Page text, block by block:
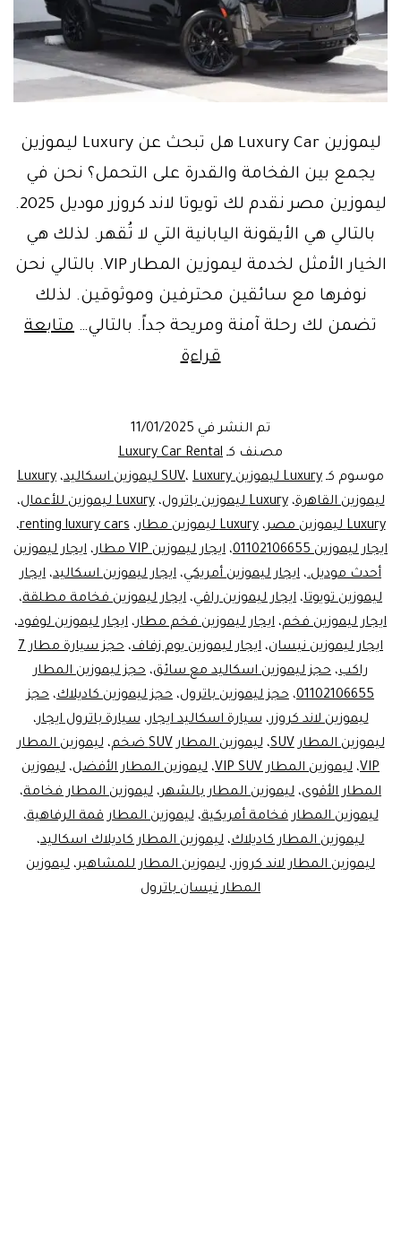
ليموزين Luxury Car هل تبحث عن Luxury ليموزين
يجمع بين الفخامة والقدرة على التحمل؟ نحن في
ليموزين مصر نقدم لك تويوتا لاند كروزر موديل 2025.
بالتالي هي الأيقونة اليابانية التي لا تُقهر. لذلك هي
الخيار الأمثل لخدمة ليموزين المطار VIP. بالتالي نحن
نوفرها مع سائقين محترفين وموثوقين. لذلك
تضمن لك رحلة آمنة ومريحة جداً. بالتالي… متابعة
قراءة
ليموزين
في
مطار
القاهرة:
تجربة
حجز
السيارات
الفاخرة
مع
ليموزين
مصر
تم النشر في 11/01/2025
مصنف كـ Luxury Car Rental
موسوم كـ Luxury ليموزين SUV ، Luxury ليموزين اسكاليد ، Luxury
ليموزين القاهرة،Luxury ليموزين باترول ،Luxury ليموزين للأعمال
،
Luxury ليموزين مصر
،Luxury ليموزين مطار ،renting luxury cars،
ايجار ليموزين 01102106655
، ايجار ليموزين VIP مطار ، ايجار ليموزين
أحدث موديل.، ايجار ليموزين أمريكي، ايجار ليموزين اسكاليد، ايجار
ليموزين تويوتا، ايجار ليموزين راقي، ايجار ليموزين فخامة مطلقة،
ايجار ليموزين فخم، ايجار ليموزين فخم مطار، ايجار ليموزين لوفود،
ايجار ليموزين نيسان، ايجار ليموزين يوم زفاف،
حجز سيارة مطار 7
راكب، حجز ليموزين اسكاليد مع سائق، حجز ليموزين المطار
01102106655، حجز ليموزين باترول، حجز ليموزين كاديلاك، حجز
ليموزين لاند كروزر،سيارة اسكاليد ايجار،سيارة باترول ايجار،
ليموزين المطار SUV
،ليموزين المطار SUV ضخم ،ليموزين المطار
VIP، ليموزين المطار VIP SUV ، ليموزين المطار الأفضل، ليموزين
المطار الأقوى، ليموزين المطار بالشهر، ليموزين المطار فخامة،
ليموزين المطار فخامة أمريكية،ليموزين المطار قمة الرفاهية،
ليموزين المطار كاديلاك، ليموزين المطار كاديلاك اسكاليد،
ليموزين المطار لاند كروزر، ليموزين المطار للمشاهير، ليموزين
المطار نيسان باترول